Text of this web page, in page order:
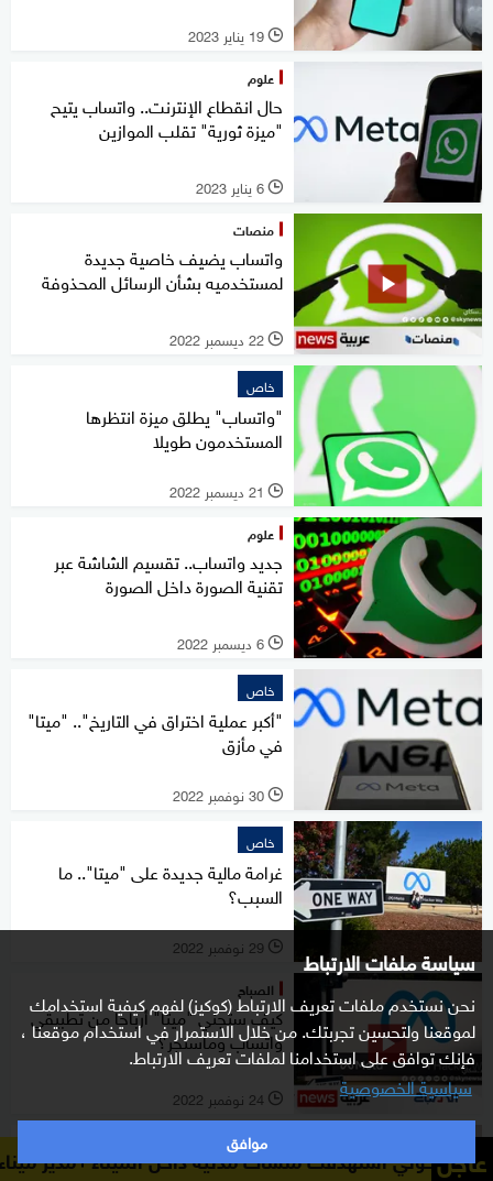
سياسة ملفات الارتباط
نحن نستخدم ملفات تعريف الارتباط (كوكيز) لفهم كيفية استخدامك
لموقعنا ولتحسين تجربتك. من خلال الاستمرار في استخدام موقعنا ،
فإنك توافق على استخدامنا لملفات تعريف الارتباط.
سياسية الخصوصية
موافق
l 19 يناير 2023
علوم
حال انقطاع الإنترنت.. واتساب يتيح
"ميزة ثورية" تقلب الموازين
l 6 يناير 2023
منصات
واتساب يضيف خاصية جديدة
لمستخدميه بشأن الرسائل المحذوفة
l 22 ديسمبر 2022
خاص
"واتساب" يطلق ميزة انتظرها
المستخدمون طويلا
l 21 ديسمبر 2022
علوم
جديد واتساب.. تقسيم الشاشة عبر
تقنية الصورة داخل الصورة
l 6 ديسمبر 2022
خاص
"أكبر عملية اختراق في التاريخ".. "ميتا"
في مأزق
l 30 نوفمبر 2022
خاص
غرامة مالية جديدة على "ميتا".. ما
السبب؟
l 29 نوفمبر 2022
الصباح
كيف ستجني "ميتا" أرباحا من تطبيقي
واتساب وماسنجر؟
l 24 نوفمبر 2022
علوم
تصريحات لزوكربيرغ بشأن واتساب عاجلمنشآت مدنية داخل الميناء مدير ميناء المخا: مليشيا